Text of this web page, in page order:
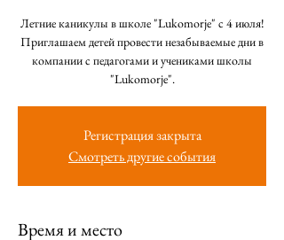
Летние каникулы в школе "Lukomorje" с 4 июля!
Приглашаем детей провести незабываемые дни в
компании с педагогами и учениками школы
"Lukomorje".
Регистрация закрыта
Смотреть другие события
Время и место